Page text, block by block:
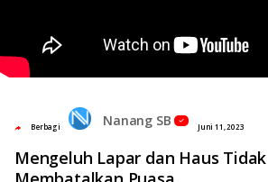
Berbagi Nanang SB Juni 11, 2023
Mengeluh Lapar dan Haus Tidak